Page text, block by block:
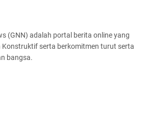
(GNN) adalah portal berita online yang
serta berkomitmen turut serta
bangsa.